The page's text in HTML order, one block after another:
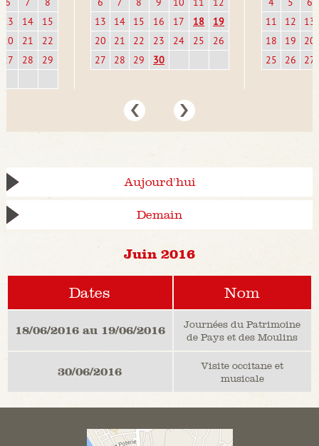
13
14
15
20
21
22
27
28 29
13
14 15 16 17 18
19
20
21 22 23 24 25
26
27
28 29 30
11
12
13
18
19
20
25
26 27
Aujourd'hui
Demain
Juin 2016
Dates Nom
18/06/2016 au 19/06/2016
Journées du Patrimoine
de Pays et des Moulins
30/06/2016
Visite occitane et
musicale